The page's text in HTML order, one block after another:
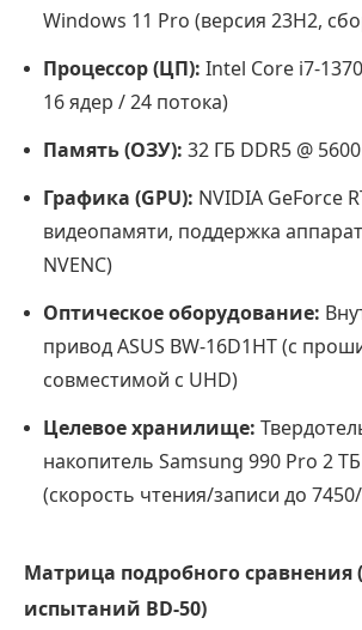
Windows 11 Pro (версия 23H2,
Процессор (ЦП): Intel Core i7-
16 ядер / 24 потока)
Память (ОЗУ): 32 ГБ DDR5 @
Графика (GPU): NVIDIA GeForce
видеопамяти, поддержка
NVENC)
Оптическое оборудование:
привод ASUS BW-16D1HT (с
совместимой с UHD)
Целевое хранилище:
накопитель Samsung 990 Pro 2
(скорость чтения/записи до
Матрица подробного сравнения
испытаний BD-50)